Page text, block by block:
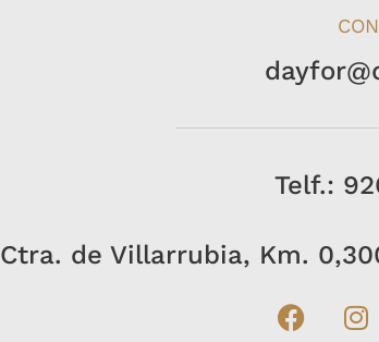
Telf.:
Ctra. de Villarrubia, Km.